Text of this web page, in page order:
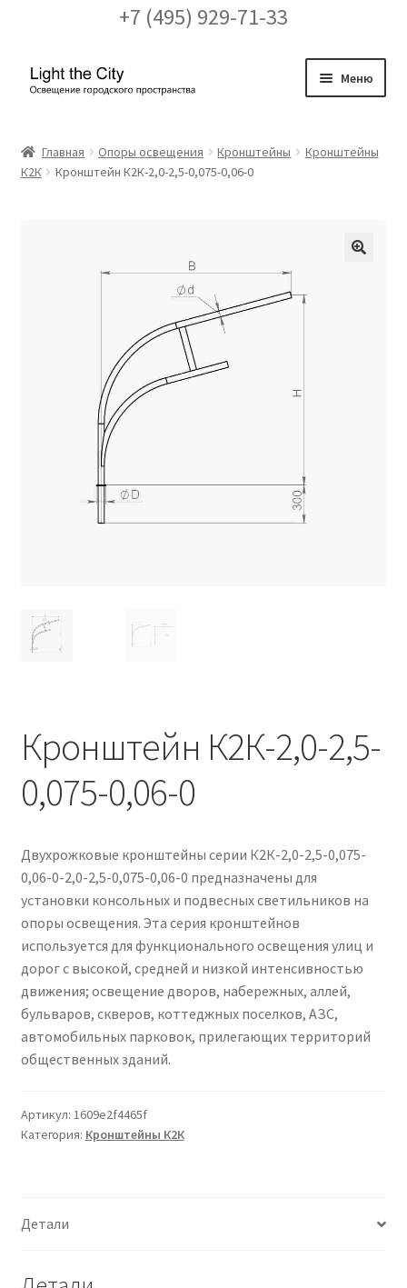
+7 (495) 929-71-33
Перейти
Перейти
Меню
FAQ про кронштейны
Заказ проекта освещения
кронштейнов «Opora Engineering»
Политика конфиденциальности
Таблица выбора вводного щитка
Главная Опоры освещения Кронштейны
Кронштейны
К2К
Кронштейн К2К-2,0-2,5-0,075-0,06-0
Кронштейн К2К-2,0-2,5-
0,075-0,06-0
Двухрожковые кронштейны серии К2К-2,0-2,5-0,075-
0,06-0-2,0-2,5-0,075-0,06-0 предназначены для
установки консольных и подвесных светильников на
опоры освещения. Эта серия кронштейнов
используется для функционального освещения улиц и
дорог с высокой, средней и низкой интенсивностью
движения; освещение дворов, набережных, аллей,
бульваров, скверов, коттеджных поселков, АЗС,
автомобильных парковок, прилегающих территорий
общественных зданий.
Артикул: 1609e2f4465f
Категория: Кронштейны К2К
Детали